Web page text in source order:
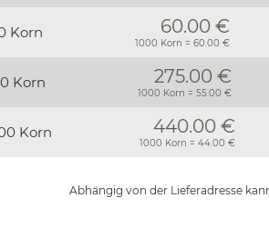
Korn 60.00 €
1000 Korn = 60.00 €
Korn 275.00 €
1000 Korn = 55.00 €
Korn 440.00 €
1000 Korn = 44.00 €
Abhängig von der Lieferadresse